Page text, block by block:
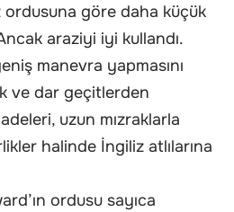
göre daha küçük
araziyi iyi kullandı.
manevra yapmasını
ve dar geçitlerden
uzun mızraklarla
halinde İngiliz atlılarına
ordusu sayıca